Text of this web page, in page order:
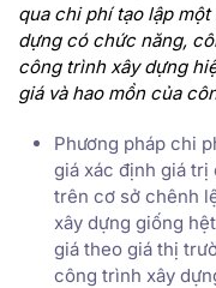
qua chi phí tạo lập
dựng có chức năng,
công trình xây dựng
giá và hao mồn của
Phương pháp chi
giá xác định giá trị
trên cơ sở chênh
xây dựng giống
giá theo giá thị
công trình xây